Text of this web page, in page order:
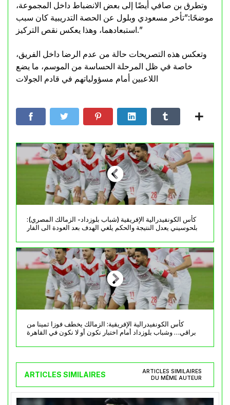
وتطرق بن صافي أيضًا إلى بعض الانضباط داخل المجموعة،
موضحًا:”تأخر مسعودي وبلول عن الحصة التدريبية كان سبب
استبعادهما، وهذا يعكس نقص التركيز.”
وتعكس هذه التصريحات حالة من عدم الرضا داخل الفريق،
خاصة في ظل المرحلة الحساسة من الموسم، ما يضع
اللاعبين أمام مسؤولياتهم في قادم الجولات
كأس الكونفيدرالية الإفريقية (شباب بلوزداد- الزمالك المصري):
بلحوسيني يعدل النتيجة والحكم يلغي الهدف بعد العودة الى الفار
كأس الكونفيدرالية الإفريقية: الزمالك يخطف فوزا ثمينا من
براقي… وشباب بلوزداد أمام اختبار نكون أو لا نكون في القاهرة
ARTICLES SIMILAIRES
ARTICLES SIMILAIRES
DU MÊME AUTEUR